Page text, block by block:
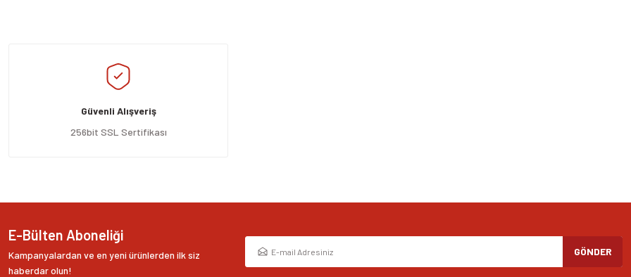
Ürün resmi kalitesiz, bozuk veya görüntülenemiyor.
Ürün açıklamasında eksik bilgiler bulunuyor.
Ürün bilgilerinde hatalar bulunuyor.
Ürün fiyatı diğer sitelerden daha pahalı.
Güvenli Alışveriş
256bit SSL Sertifikası
E-Bülten Aboneliği
Kampanyalardan ve en yeni ürünlerden ilk siz
haberdar olun!
GÖNDER